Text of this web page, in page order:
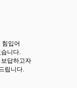
입어
니다.
답하고자
립니다.